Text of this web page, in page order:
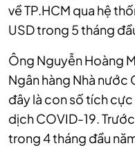
về TP.HCM qua hệ
USD trong 5 tháng
Ông Nguyễn Hoàng
Ngân hàng Nhà nước
đây là con số tích
dịch COVID-19.
trong 4 tháng đầu